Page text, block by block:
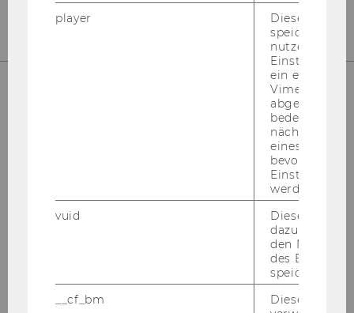
UNSERE SOCIAL MEDIA KANÄLE
player
Dieses Cookie
speichert
ein
Vimeo-Video
abgespielt
bedeutet,
nächsten
eines Vimeo-
bevorzugten
werden.
vuid
Dieser
dazu
den
des
speichern.
__cf_bm
Dieses